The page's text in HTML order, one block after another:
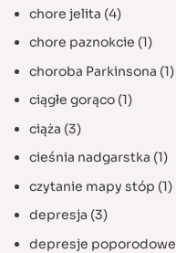
chore jelita (4)
chore paznokcie (1)
choroba Parkinsona (1)
ciągłe gorąco(1)
ciąża (3)
cieśnia nadgarstka (1)
czytanie mapy stóp (1)
depresja (3)
depresje poporodowe